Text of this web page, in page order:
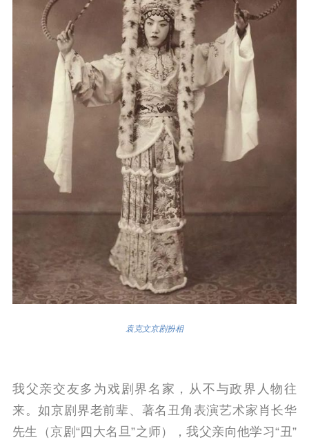
袁克文京剧扮相
我父亲交友多为戏剧界名家，从不与政界人物往
来。如京剧界老前辈、著名丑角表演艺术家肖长华
先生（京剧“四大名旦”之师），我父亲向他学习“丑”